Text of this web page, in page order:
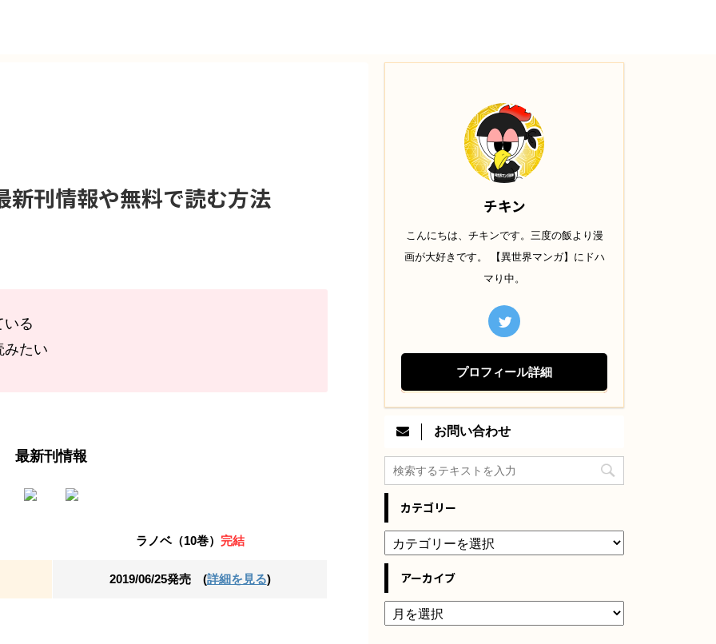
新刊情報や無料で読む方法
いる
みたい
最新刊情報
ラノベ（10巻） 完結
2019/06/25発売 (詳細を見る)
チキン
こんにちは、チキンです。三度の飯より漫
画が大好きです。 【異世界マンガ】にドハ
マり中。
プロフィール詳細
お問い合わせ
カテゴリー
アーカイブ